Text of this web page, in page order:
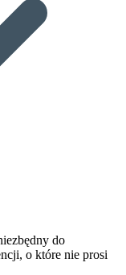
do
o które nie prosi